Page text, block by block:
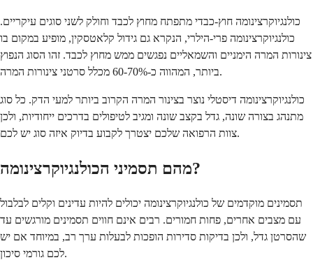
כולנגיוקרצינומה חוץ-כבדי מתפתח מחוץ לכבד וחולק לשני סוגים עיקריים.
כולנגיוקרצינומה פרי-הילרי, הנקרא גם גידול קלאטסקין, מופיע במקום בו
צינורות המרה הימניים והשמאליים נפגשים ממש מחוץ לכבד. זהו הסוג הנפוץ
ביותר, המהווה כ-60-70% מכלל סרטני צינורות המרה.
כולנגיוקרצינומה דיסטלי נוצר בצינור המרה הקרוב ביותר למעי הדק. כל סוג
מתנהג בצורה שונה, גדל בקצב שונה ומגיב לטיפולים בדרכים ייחודיות, ולכן
צוות הרפואה שלכם יצטרך לקבוע בדיוק איזה סוג יש לכם.
מהם תסמיני הכולנגיוקרצינומה?
תסמינים מוקדמים של כולנגיוקרצינומה יכולים להיות עדינים וקלים לבלבול
עם מצבים אחרים, פחות חמורים. רבים אינם חווים תסמינים מורגשים עד
שהסרטן גדל, ולכן בדיקות סדירות הופכות לבעלות ערך רב, במיוחד אם יש
לכם גורמי סיכון.